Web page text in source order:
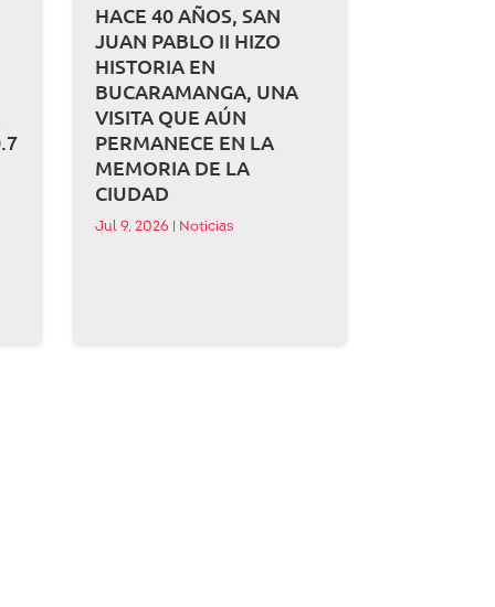
HACE 40 AÑOS, SAN
JUAN PABLO II HIZO
HISTORIA EN
BUCARAMANGA, UNA
VISITA QUE AÚN
PERMANECE EN LA
MEMORIA DE LA
CIUDAD
Jul 9, 2026 Noticias